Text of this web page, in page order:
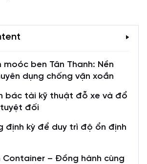
moóc ben Tân Thanh: Nền
dụng chống vặn xoắn
bác tài kỹ thuật đỗ xe và đổ
đối
định kỳ để duy trì độ ổn định
Container – Đồng hành cùng